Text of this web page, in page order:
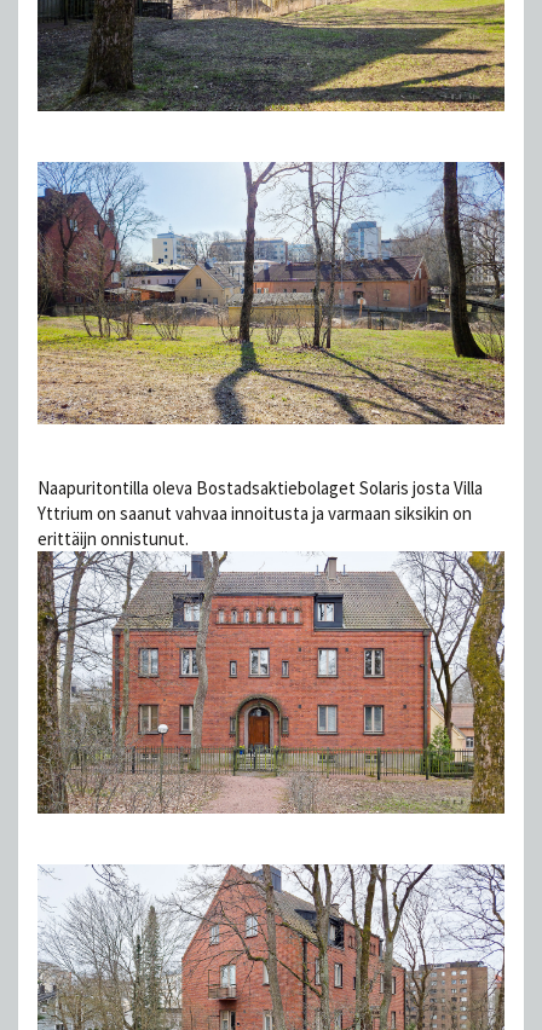
Naapuritontilla oleva Bostadsaktiebolaget Solaris josta Villa
Yttrium on saanut vahvaa innoitusta ja varmaan siksikin on
erittäijn onnistunut.